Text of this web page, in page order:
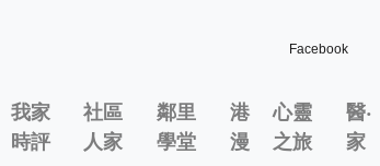
Facebook
我家
時評
社區
人家
鄰里
學堂
港
漫
心靈
之旅
醫‧
家